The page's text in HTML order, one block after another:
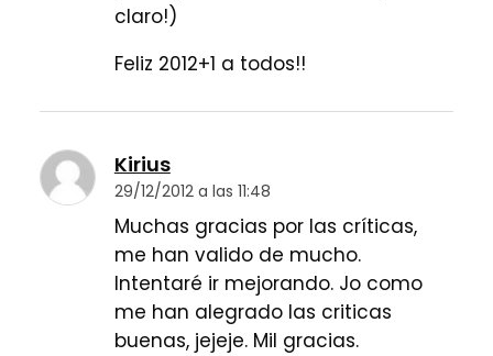
claro!)
Feliz 2012+1 a todos!!
Kirius
29/12/2012 a las 11:48
Muchas gracias por las críticas,
me han valido de mucho.
Intentaré ir mejorando. Jo como
me han alegrado las criticas
buenas, jejeje. Mil gracias.